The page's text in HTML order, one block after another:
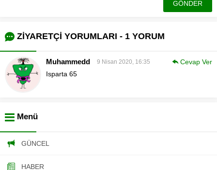
ZİYARETÇİ YORUMLARI - 1 YORUM
Muhammedd 9 Nisan 2020, 16:35
Isparta 65
Cevap Ver
Menü
GÜNCEL
HABER